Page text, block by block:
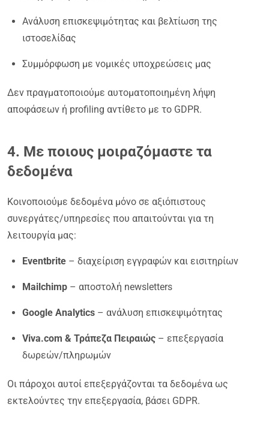
Ανάλυση επισκεψιμότητας και βελτίωση της
ιστοσελίδας
Συμμόρφωση με νομικές υποχρεώσεις μας
Δεν πραγματοποιούμε αυτοματοποιημένη λήψη
αποφάσεων ή profiling αντίθετο με το GDPR.
4. Με ποιους μοιραζόμαστε τα
δεδομένα
Κοινοποιούμε δεδομένα μόνο σε αξιόπιστους
συνεργάτες/υπηρεσίες που απαιτούνται για τη
λειτουργία μας:
Eventbrite – διαχείριση εγγραφών και εισιτηρίων
Mailchimp – αποστολή newsletters
Google Analytics – ανάλυση επισκεψιμότητας
Viva.com & Τράπεζα Πειραιώς – επεξεργασία
δωρεών/πληρωμών
Οι πάροχοι αυτοί επεξεργάζονται τα δεδομένα ως
εκτελούντες την επεξεργασία, βάσει GDPR.